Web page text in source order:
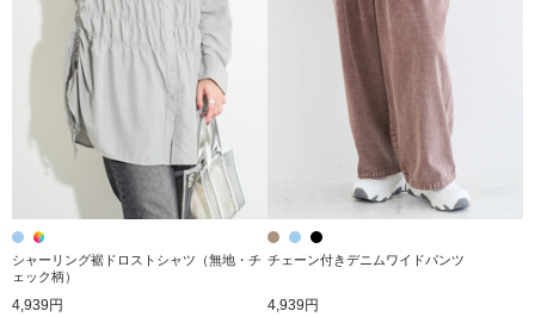
シャーリング裾ドロストシャツ（無地・チ
ェック柄）
4,939円
チェーン付きデニムワイドパンツ
4,939円